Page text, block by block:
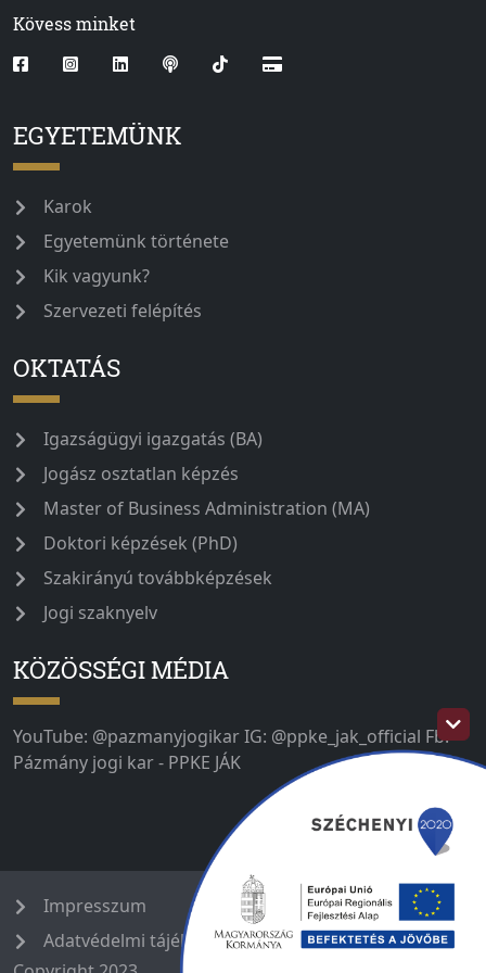
Kövess minket
EGYETEMÜNK
Karok
Egyetemünk története
Kik vagyunk?
Szervezeti felépítés
OKTATÁS
Igazságügyi igazgatás (BA)
Jogász osztatlan képzés
Master of Business Administration (MA)
Doktori képzések (PhD)
Szakirányú továbbképzések
Jogi szaknyelv
KÖZÖSSÉGI MÉDIA
YouTube: @pazmanyjogikar IG: @ppke_jak_official Fb:
Pázmány jogi kar - PPKE JÁK
Impresszum
Adatvédelmi tájékoztató